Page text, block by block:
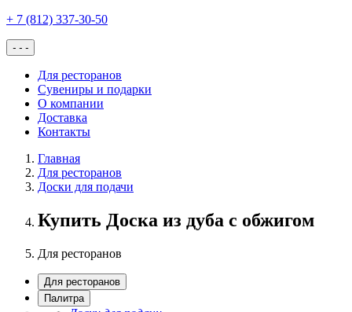
+ 7 (812) 337-30-50
- - -
Для ресторанов
Сувениры и подарки
О компании
Доставка
Контакты
Главная
Для ресторанов
Доски для подачи
Купить Доска из дуба с обжигом
Для ресторанов
Для ресторанов
Палитра